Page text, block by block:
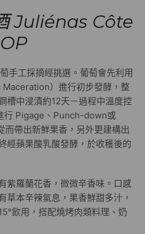
Juliénas Côte
手工採摘經挑選。葡萄會先利用
）進行初步發酵，整
槽中浸漬約12天－過程中溫度控
行 Pigage、Punch-down或
帶出新鮮果香，另外更建構出
經蘋果酸乳酸發酵，於收穫後的
紫羅蘭花香，微微辛香味。口感
草本辛辣氣息，果香鮮甜多汁，
飲用，搭配燒烤肉類料理、奶